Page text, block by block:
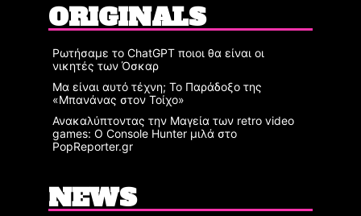
ORIGINALS
Ρωτήσαμε το ChatGPT ποιοι θα είναι οι
νικητές των Όσκαρ
Μα είναι αυτό τέχνη; Το Παράδοξο της
«Μπανάνας στον Τοίχο»
Ανακαλύπτοντας την Μαγεία των retro video
games: Ο Console Hunter μιλά στο
PopReporter.gr
NEWS